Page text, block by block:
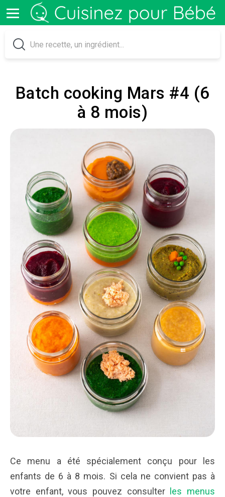
Batch cooking Mars #4 (6
à 8 mois)
Ce menu a été spécialement conçu pour les
enfants de 6 à 8 mois. Si cela ne convient pas à
votre enfant, vous pouvez consulter
les menus